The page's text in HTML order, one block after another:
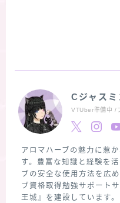
Cジャス
VTUber準備中 /
アロマハーブの魅力に惹
す。豊富な知識と経験を
ブの安全な使用方法を広
ブ資格取得勉強サポート
王城』を建設しています